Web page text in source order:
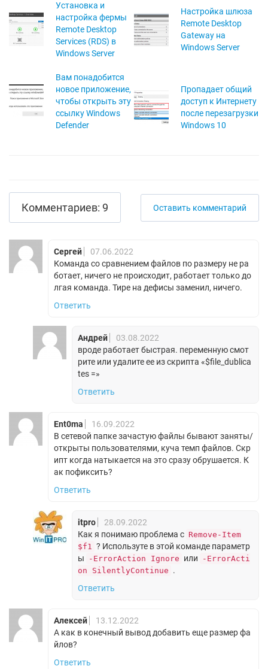
Установка и
настройка фермы
Remote Desktop
Services (RDS) в
Windows Server
Настройка шлюза
Remote Desktop
Gateway на
Windows Server
Вам понадобится
новое приложение,
чтобы открыть эту
ссылку Windows
Defender
Пропадает общий
доступ к Интернету
после перезагрузки
Windows 10
Комментариев: 9 Оставить комментарий
Сергей
07.06.2022
Команда со сравнением файлов по размеру не ра
ботает, ничего не происходит, работает только до
лгая команда. Тире на дефисы заменил, ничего.
Ответить
Андрей
03.08.2022
вроде работает быстрая. переменную смот
рите или удалите ее из скрипта «$file_dublica
tes =»
Ответить
Ent0ma
16.09.2022
В сетевой папке зачастую файлы бывают заняты/
открыты пользователями, куча темп файлов. Скр
ипт когда натыкается на это сразу обрушается. К
ак пофиксить?
Ответить
itpro
28.09.2022
Как я понимаю проблема с Remove-Item
$f1 ? Используте в этой команде параметр
ы
-ErrorAction Ignore или
-ErrorActi
on SilentlyContinue .
Ответить
Алексей
13.12.2022
А как в конечный вывод добавить еще размер фа
йлов?
Ответить